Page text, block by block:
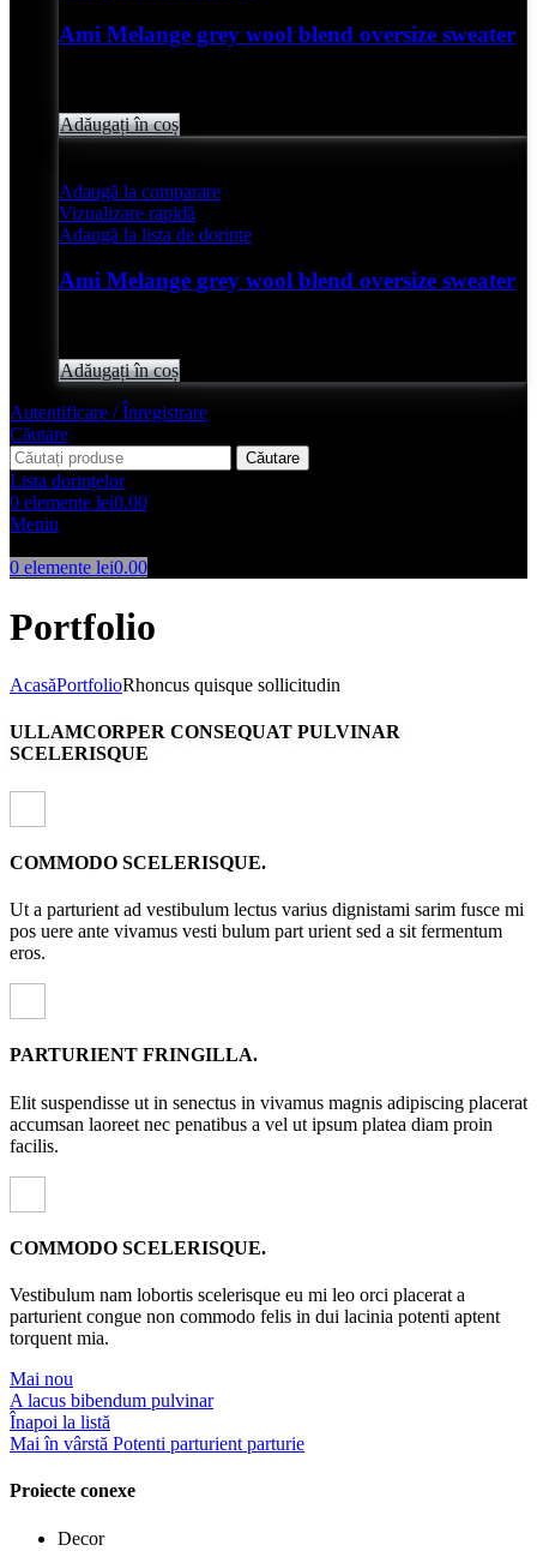
Ami Melange grey wool blend oversize sweater
Adăugați în coș
Adaugă la comparare
Vizualizare rapidă
Adaugă la lista de dorințe
Ami Melange grey wool blend oversize sweater
Adăugați în coș
Autentificare / Înregistrare
Căutare
Căutare
Lista dorințelor
0 elemente lei0.00
Meniu
0 elemente lei0.00
Portfolio
AcasăPortfolioRhoncus quisque sollicitudin
ULLAMCORPER CONSEQUAT PULVINAR
SCELERISQUE
COMMODO SCELERISQUE.
Ut a parturient ad vestibulum lectus varius dignistami sarim fusce mi
pos uere ante vivamus vesti bulum part urient sed a sit fermentum
eros.
PARTURIENT FRINGILLA.
Elit suspendisse ut in senectus in vivamus magnis adipiscing placerat
accumsan laoreet nec penatibus a vel ut ipsum platea diam proin
facilis.
COMMODO SCELERISQUE.
Vestibulum nam lobortis scelerisque eu mi leo orci placerat a
parturient congue non commodo felis in dui lacinia potenti aptent
torquent mia.
Mai nou
A lacus bibendum pulvinar
Înapoi la listă
Mai în vârstă Potenti parturient parturie
Proiecte conexe
Decor